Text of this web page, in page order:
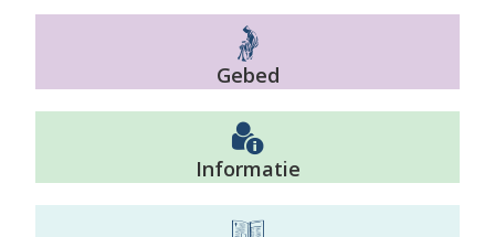
Gebed
Informatie